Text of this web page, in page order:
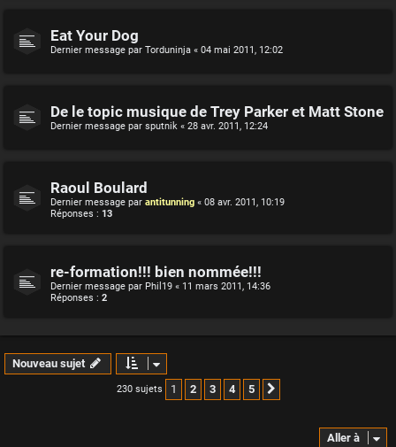
Eat Your Dog
Dernier message par Torduninja « 04 mai 2011, 12:02
De le topic musique de Trey Parker et Matt Stone
Dernier message par sputnik « 28 avr. 2011, 12:24
Raoul Boulard
Dernier message par antitunning « 08 avr. 2011, 10:19
Réponses : 13
re-formation!!! bien nommée!!!
Dernier message par Phil19 « 11 mars 2011, 14:36
Réponses : 2
Nouveau sujet
230 sujets 1 2 3 4 5
Aller à